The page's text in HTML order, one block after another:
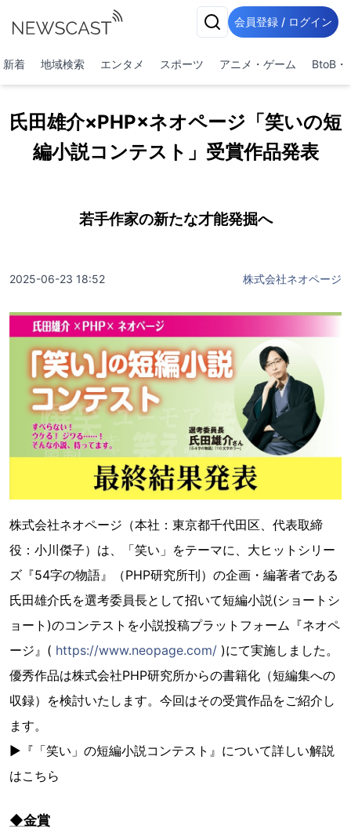
会員登録 / ログイン
新着 地域検索 エンタメ スポーツ アニメ・ゲーム BtoB・
氏田雄介×PHP×ネオページ「笑いの短
編小説コンテスト」受賞作品発表
若手作家の新たな才能発掘へ
2025-06-23 18:52 株式会社ネオページ
株式会社ネオページ（本社：東京都千代田区、代表取締
役：小川傑子）は、「笑い」をテーマに、大ヒットシリー
ズ『54字の物語』（PHP研究所刊）の企画・編著者である
氏田雄介氏を選考委員長として招いて短編小説(ショートシ
ョート)のコンテストを小説投稿プラットフォーム『ネオペ
ージ』( https://www.neopage.com/ )にて実施しました。
優秀作品は株式会社PHP研究所からの書籍化（短編集への
収録）を検討いたします。今回はその受賞作品をご紹介し
ます。
▶『「笑い」の短編小説コンテスト』について詳しい解説
はこちら
◆金賞